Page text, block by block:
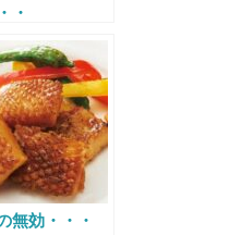
・
無効・・・